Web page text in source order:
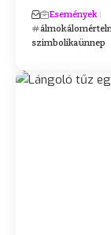
Események
álmok
szimbolikaünnep